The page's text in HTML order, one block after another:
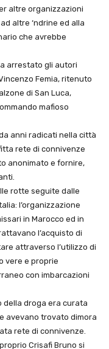
altre organizzazioni
altre ‘ndrine ed alla
che avrebbe
arrestato gli autori
Femia, ritenuto
di San Luca,
mafioso
anni radicati nella città
rete di connivenze
anonimato e fornire,
rotte seguite dalle
l’organizzazione
in Marocco ed in
l’acquisto di
attraverso l’utilizzo di
vere e proprie
con imbarcazioni
della droga era curata
avevano trovato dimora
rete di connivenze.
Crisafi Bruno si